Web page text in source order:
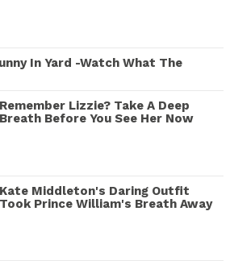
In Yard -Watch What The
Remember Lizzie? Take A Deep
Breath Before You See Her Now
Kate Middleton's Daring Outfit
Took Prince William's Breath Away